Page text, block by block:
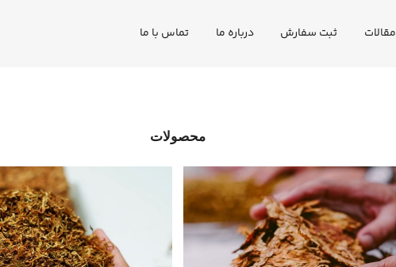
مقالات ثبت سفارش درباره ما تماس با ما
محصولات